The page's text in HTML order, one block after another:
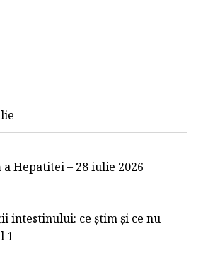
Hepatitei – 28 iulie 2026
intestinului: ce știm și ce nu
1